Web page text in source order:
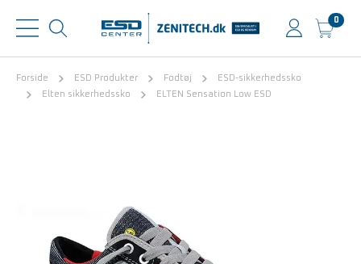
0
Forside ESD Produkter Fodtøj
ESD-sikkerhedssko
Elten sikkerhedssko
ELTEN Sensation Low ESD